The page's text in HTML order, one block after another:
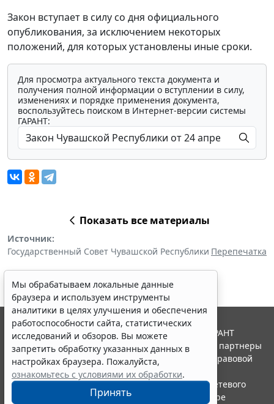
Закон вступает в силу со дня официального
опубликования, за исключением некоторых
положений, для которых установлены иные сроки.
Для просмотра актуального текста документа и
получения полной информации о вступлении в силу,
изменениях и порядке применения документа,
воспользуйтесь поиском в Интернет-версии системы
ГАРАНТ:
Показать все материалы
Источник:
Государственный Совет Чувашской Республики Перепечатка
Мы обрабатываем локальные данные
браузера и используем инструменты
аналитики в целях улучшения и обеспечения
работоспособности сайта, статистических
исследований и обзоров. Вы можете
запретить обработку указанных данных в
настройках браузера. Пожалуйста,
ознакомьтесь с условиями их обработки.
Принять
© ООО "НПП "ГАРАНТ-СЕРВИС", 2026. Система ГАРАНТ
выпускается с 1990 года. Компания "Гарант" и ее партнеры
являются участниками Российской ассоциации правовой
информации ГАРАНТ.
Портал ГАРАНТ.РУ зарегистрирован в качестве сетевого
издания Федеральной службой по надзору в сфере